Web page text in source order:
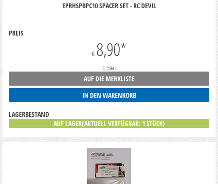
EPRHSPBPC10 SPACER SET - RC DEVIL
PREIS
€ 8,90*
1 Set
AUF DIE MERKLISTE
IN DEN WARENKORB
LAGERBESTAND
AUF LAGER(AKTUELL VERFÜGBAR: 1 STÜCK)